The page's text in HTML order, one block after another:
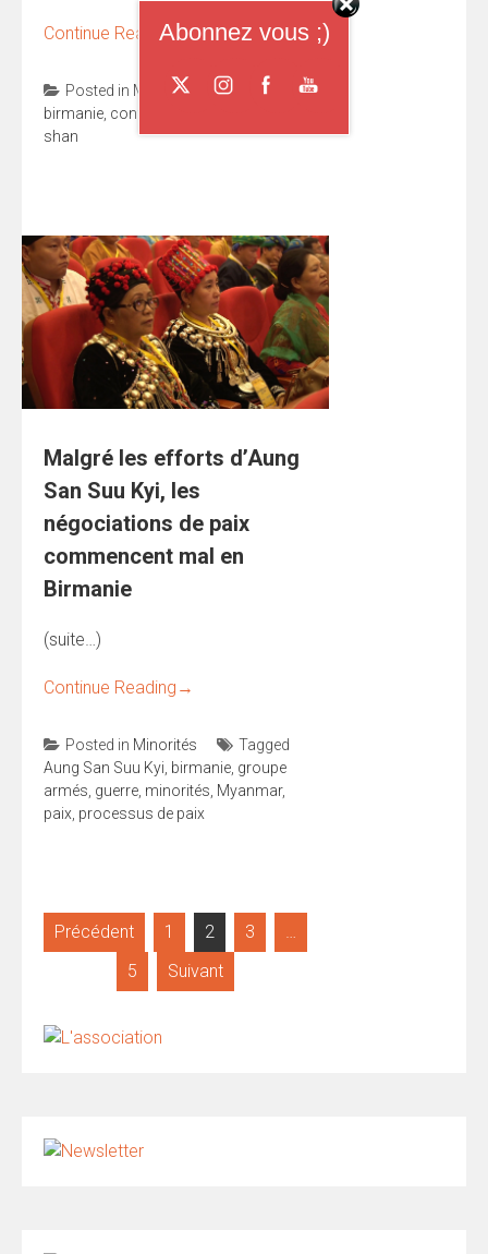
Continue Reading →
Posted in Minorités
Tagged
birmanie conflits
shan
Malgré les efforts d’Aung
San Suu Kyi, les
négociations de paix
commencent mal en
Birmanie
(suite…)
Continue Reading →
Posted in Minorités
Tagged
Aung San Suu Kyi birmanie groupe
armés guerre minorités Myanmar,
paix processus de paix
Pagination
des
publications
Précédent 1 2 3
5
Suivant
Abonnez vous ;)